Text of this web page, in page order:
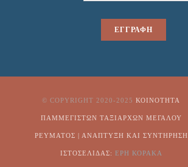
© COPYRIGHT 2020-2025 ΚΟΙΝΌΤΗΤΑ
ΠΑΜΜΕΓΊΣΤΩΝ ΤΑΞΙΑΡΧΏΝ ΜΕΓΆΛΟΥ
ΡΕΎΜΑΤΟΣ | ΑΝΑΠΤΥΞΗ ΚΑΙ ΣΥΝΤΗΡΗΣΗ
ΙΣΤΟΣΕΛΙΔΑΣ: ΕΡΗ ΚΟΡΑΚΑ